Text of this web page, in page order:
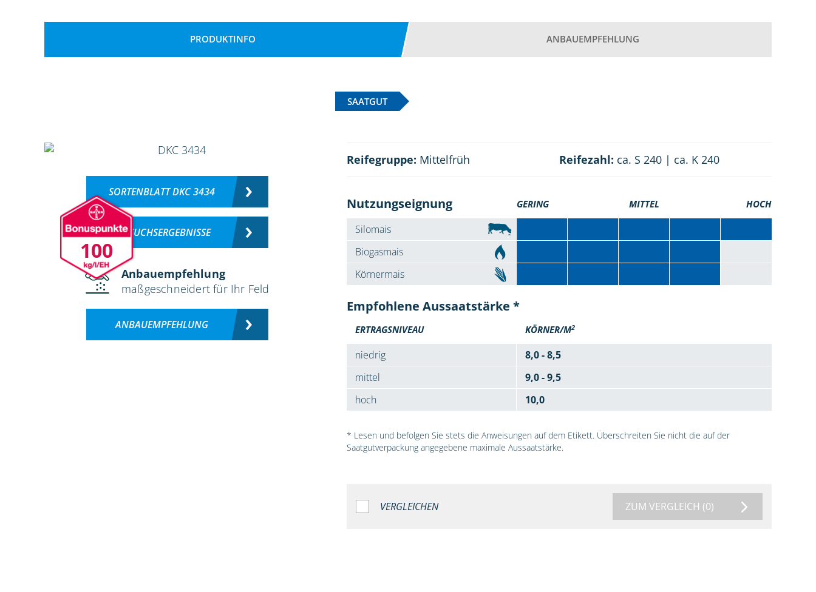
PRODUKTINFO ANBAUEMPFEHLUNG
SAATGUT
100
SORTENBLATT DKC 3434
VERSUCHSERGEBNISSE
Anbauempfehlung
maßgeschneidert für Ihr Feld
ANBAUEMPFEHLUNG
Reifegruppe: Mittelfrüh Reifezahl: ca. S 240 | ca. K 240
Nutzungseignung GERING MITTEL HOCH
Silomais
Biogasmais
Körnermais
Empfohlene Aussaatstärke *
ERTRAGSNIVEAU KÖRNER/M2
niedrig
8,0 - 8,5
mittel
9,0 - 9,5
hoch
10,0
* Lesen und befolgen Sie stets die Anweisungen auf dem Etikett. Überschreiten Sie nicht die auf der
Saatgutverpackung angegebene maximale Aussaatstärke.
VERGLEICHEN ZUM VERGLEICH (0)